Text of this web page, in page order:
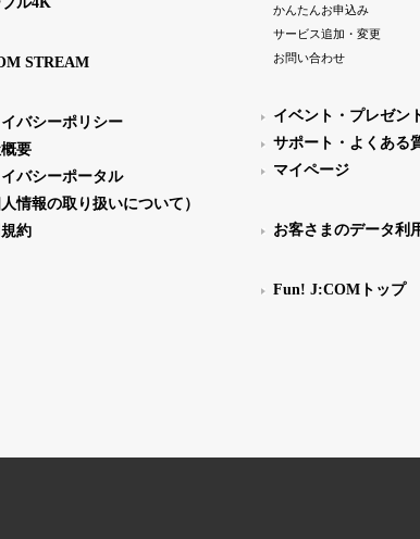
STREAM
バシーポリシー
要
バシーポータル
人情報の取り扱いについて）
約
かんたんお申込み
サービス追加・変更
お問い合わせ
イベント・プレゼン
サポート・よくある
マイページ
お客さまのデータ利
Fun! J:COMトップ